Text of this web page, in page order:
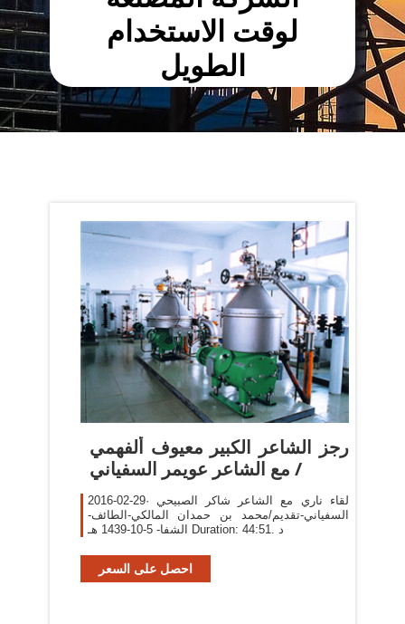
لوقت الاستخدام
الطويل
‫رجز الشاعر الكبير معيوف ألفهمي
/ مع الشاعر عويمر السفياني
2016-02-29· لقاء ناري مع الشاعر شاكر الصبيحي
السفياني-تقديم/محمد بن حمدان المالكي-الطائف-
الشفا- 5-10-1439 هـ Duration: 44:51. د
احصل على السعر